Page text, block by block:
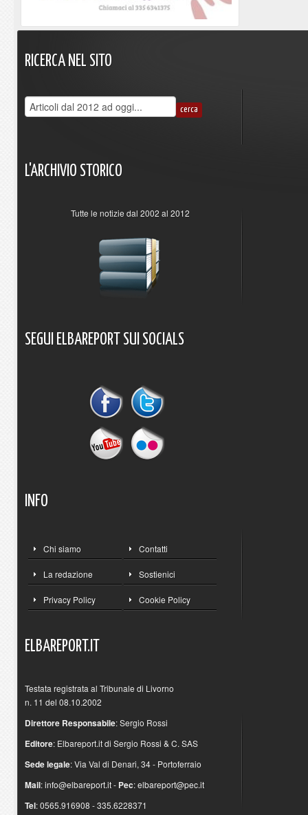
RICERCA NEL SITO
L'ARCHIVIO STORICO
Tutte le notizie dal 2002 al 2012
SEGUI ELBAREPORT SUI SOCIALS
INFO
Chi siamo Contatti
La redazione Sostienici
Privacy Policy Cookie Policy
ELBAREPORT.IT
Testata registrata al Tribunale di Livorno
n. 11 del 08.10.2002
Direttore Responsabile: Sergio Rossi
Editore: Elbareport.it di Sergio Rossi & C. SAS
Sede legale: Via Val di Denari, 34 - Portoferraio
Mail:info@elbareport.it- Pec:elbareport@pec.it
Tel: 0565.916908 - 335.6228371